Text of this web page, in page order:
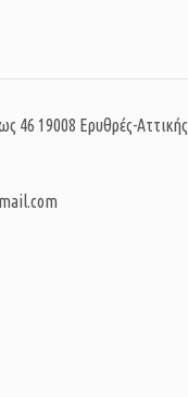
46 19008 Ερυθρές-Αττικής